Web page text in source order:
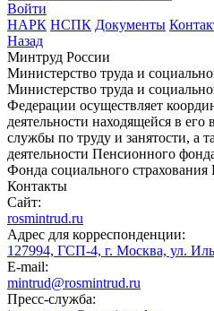
Войти
НАРК НСПК Документы
Назад
Минтруд России
Министерство труда и
Министерство труда и
Федерации осуществляет
деятельности находящейся в
службы по труду и занятости, а
деятельности Пенсионного
Фонда социального
Контакты
Сайт:
rosmintrud.ru
Адрес для корреспонденции:
127994, ГСП-4, г. Москва, ул.
E-mail:
mintrud@rosmintrud.ru
Пресс-служба: